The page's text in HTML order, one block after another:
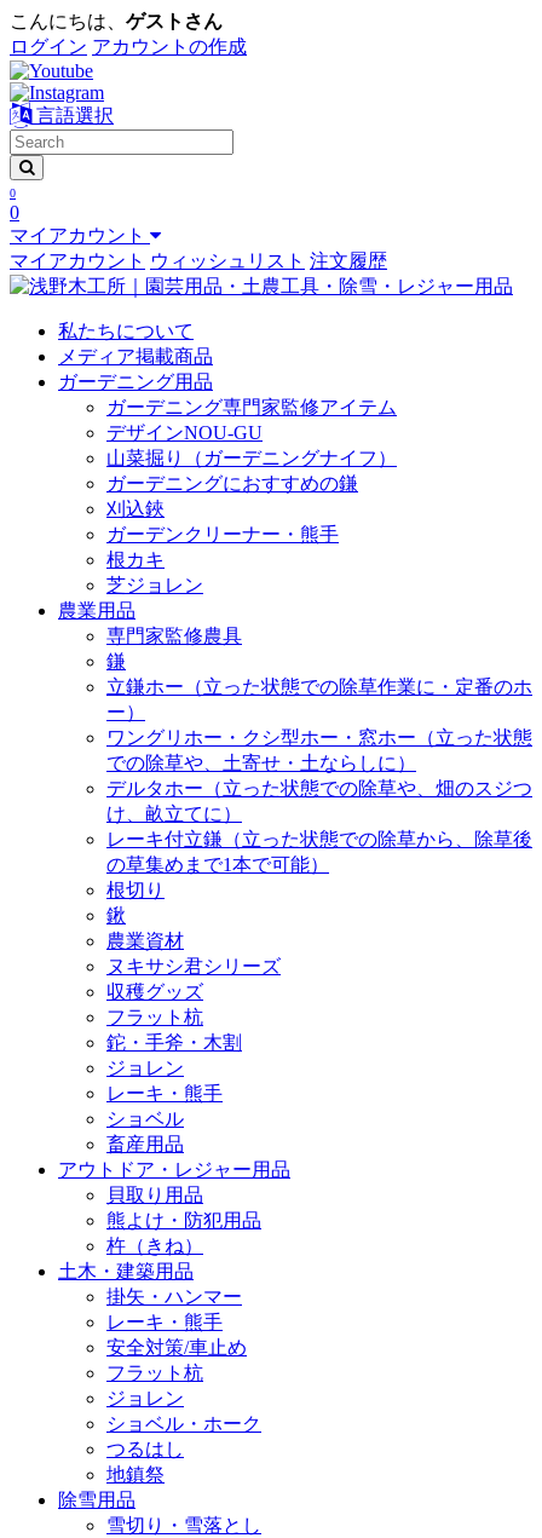
こんにちは、 ゲストさん
ログイン アカウントの作成
言語選択
0
0
マイアカウント
マイアカウント ウィッシュリスト 注文履歴
私たちについて
メディア掲載商品
ガーデニング用品
ガーデニング専門家監修アイテム
デザインNOU-GU
山菜掘り（ガーデニングナイフ）
ガーデニングにおすすめの鎌
刈込鋏
ガーデンクリーナー・熊手
根カキ
芝ジョレン
農業用品
専門家監修農具
鎌
立鎌ホー（立った状態での除草作業に・定番のホ
ー）
ワングリホー・クシ型ホー・窓ホー（立った状態
での除草や、土寄せ・土ならしに）
デルタホー（立った状態での除草や、畑のスジつ
け、畝立てに）
レーキ付立鎌（立った状態での除草から、除草後
の草集めまで1本で可能）
根切り
鍬
農業資材
ヌキサシ君シリーズ
収穫グッズ
フラット杭
鉈・手斧・木割
ジョレン
レーキ・熊手
ショベル
畜産用品
アウトドア・レジャー用品
貝取り用品
熊よけ・防犯用品
杵（きね）
土木・建築用品
掛矢・ハンマー
レーキ・熊手
安全対策/車止め
フラット杭
ジョレン
ショベル・ホーク
つるはし
地鎮祭
除雪用品
雪切り・雪落とし